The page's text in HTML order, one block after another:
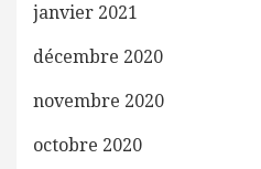
janvier 2021
décembre 2020
novembre 2020
octobre 2020